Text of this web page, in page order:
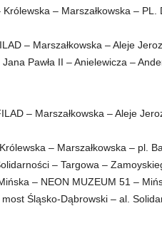
Królewska – Marszałkowska – PL.
– Marszałkowska – Aleje
Pawła II – Anielewicza –
– Marszałkowska – Aleje
– Marszałkowska – pl.
– Targowa –
– NEON MUZEUM 51 –
Śląsko-Dąbrowski – al.